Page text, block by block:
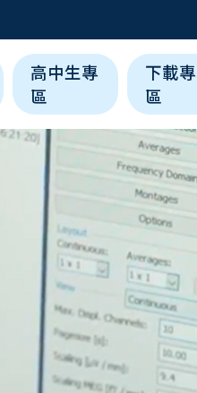
高中生專
區
下載專
區